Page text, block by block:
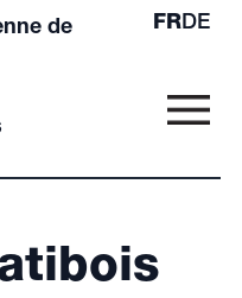
de
FRDE